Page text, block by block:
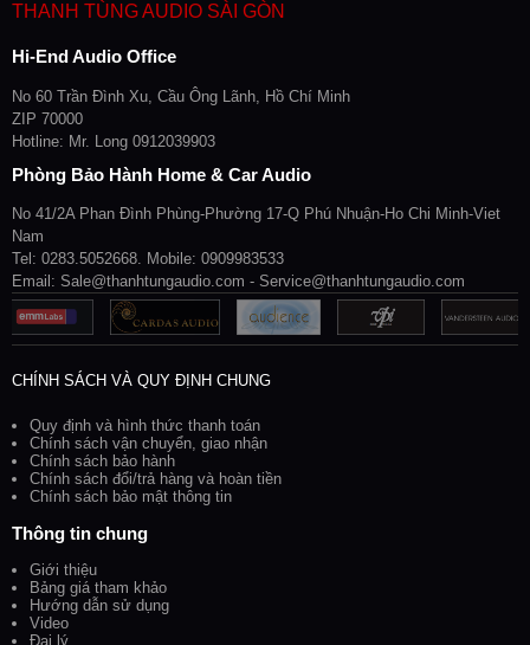
THANH TÙNG AUDIO SÀI GÒN
Hi-End Audio Office
No 60 Trần Đình Xu, Cầu Ông Lãnh, Hồ Chí Minh
ZIP 70000
Hotline: Mr. Long 0912039903
Phòng Bảo Hành Home & Car Audio
No 41/2A Phan Đình Phùng-Phường 17-Q Phú Nhuận-Ho Chi Minh-Viet
Nam
Tel: 0283.5052668. Mobile: 0909983533
Email: Sale@thanhtungaudio.com - Service@thanhtungaudio.com
CHÍNH SÁCH VÀ QUY ĐỊNH CHUNG
Quy định và hình thức thanh toán
Chính sách vận chuyển, giao nhận
Chính sách bảo hành
Chính sách đổi/trả hàng và hoàn tiền
Chính sách bảo mật thông tin
Thông tin chung
Giới thiệu
Bảng giá tham khảo
Hướng dẫn sử dụng
Video
Đại lý